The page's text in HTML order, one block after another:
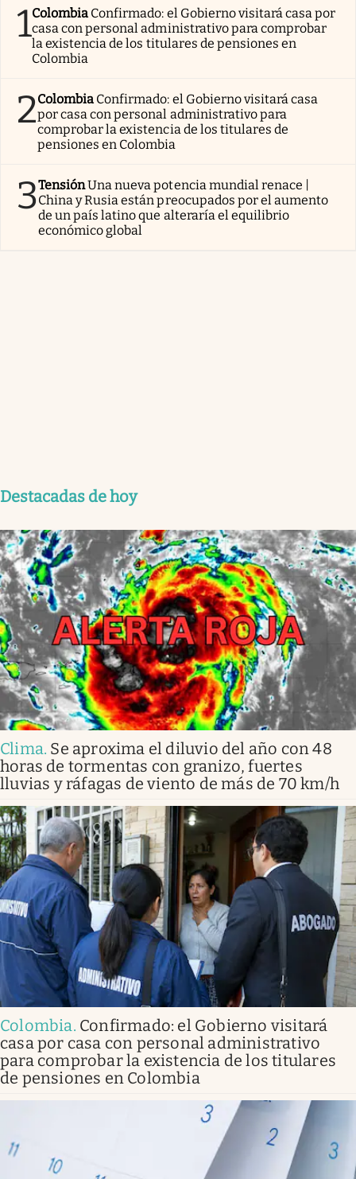
1Colombia Confirmado: el Gobierno visitará casa por
casa con personal administrativo para comprobar
la existencia de los titulares de pensiones en
Colombia
2Colombia Confirmado: el Gobierno visitará casa
por casa con personal administrativo para
comprobar la existencia de los titulares de
pensiones en Colombia
3TensiónUna nueva potencia mundial renace |
China y Rusia están preocupados por el aumento
de un país latino que alteraría el equilibrio
económico global
Destacadas de hoy
Clima. Se aproxima el diluvio del año con 48
horas de tormentas con granizo, fuertes
lluvias y ráfagas de viento de más de 70 km/h
Colombia. Confirmado: el Gobierno visitará
casa por casa con personal administrativo
para comprobar la existencia de los titulares
de pensiones en Colombia